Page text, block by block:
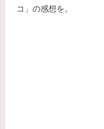
コ」の感想を。